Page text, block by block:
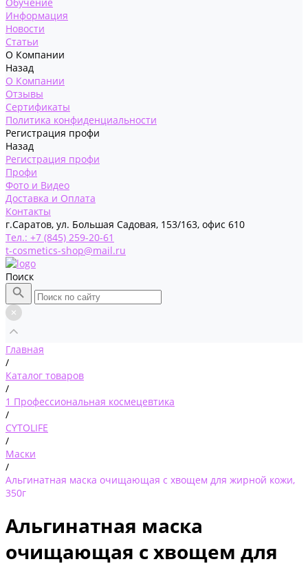
Информация
Новости
Статьи
О Компании
Назад
О Компании
Отзывы
Сертификаты
Политика конфиденциальности
Регистрация профи
Назад
Регистрация профи
Профи
Фото и Видео
Доставка и Оплата
Контакты
г.Саратов, ул. Большая Садовая, 153/163, офис 610
Тел.: +7 (845) 259-20-61
t-cosmetics-shop@mail.ru
Поиск
Главная
/
Каталог товаров
/
1 Профессиональная космецевтика
/
CYTOLIFE
/
Маски
/
Альгинатная маска очищающая с хвощем для жирной кожи,
350г
Альгинатная маска
очищающая с хвощем для